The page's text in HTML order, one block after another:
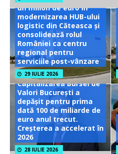
un milion de euro în
modernizarea HUB-ului
logistic din Căteasca și
consolidează rolul
României ca centru
regional pentru
serviciile post-vânzare
29 IULIE 2026
Capitalizarea Bursei de
Valori București a
depășit pentru prima
dată 100 de miliarde de
euro anul trecut.
Creșterea a accelerat în
2026
28 IULIE 2026